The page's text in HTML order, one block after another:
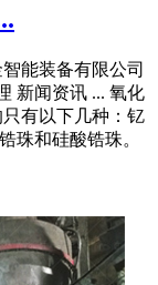
能装备有限公司
新闻资讯 ... 氧化
有以下几种：钇
珠和硅酸锆珠。